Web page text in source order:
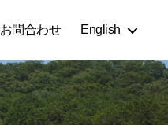
お問合わせ English